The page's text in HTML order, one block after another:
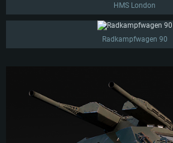
HMS London
Radkampfwagen 90